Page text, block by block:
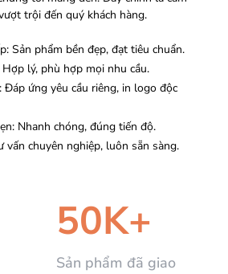
trội đến quý khách hàng.
Sản phẩm bền đẹp, đạt tiêu chuẩn.
Hợp lý, phù hợp mọi nhu cầu.
Đáp ứng yêu cầu riêng, in logo độc
Nhanh chóng, đúng tiến độ.
vấn chuyên nghiệp, luôn sẵn sàng.
50K+
Sản phẩm đã giao